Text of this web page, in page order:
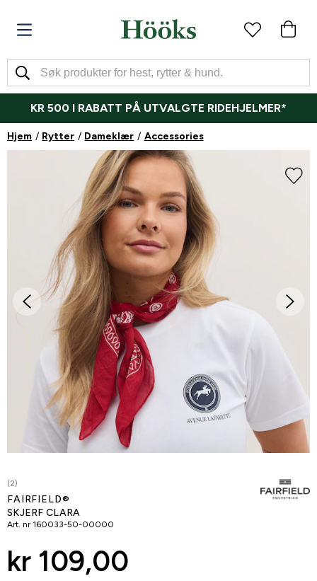
KR 500 I RABATT PÅ UTVALGTE RIDEHJELMER*
Hjem Rytter Dameklær Accessories
(2)
FAIRFIELD®
SKJERF CLARA
Art. nr 160033-50-00000
kr 109,00